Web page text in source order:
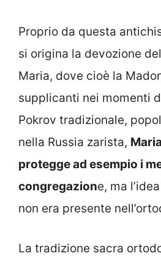
Proprio da questa
si origina la devozione
Maria, dove cioè la
supplicanti nei momenti
Pokrov tradizionale,
nella Russia zarista,
protegge ad esempio i
congregazione, ma
non era presente
La tradizione sacra